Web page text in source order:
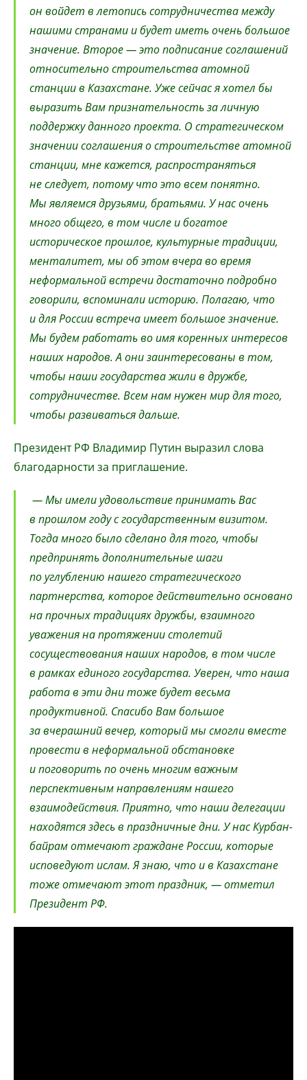
он войдет в летопись сотрудничества между
нашими странами и будет иметь очень большое
значение. Второе — это подписание соглашений
относительно строительства атомной
станции в Казахстане. Уже сейчас я хотел бы
выразить Вам признательность за личную
поддержку данного проекта. О стратегическом
значении соглашения о строительстве атомной
станции, мне кажется, распространяться
не следует, потому что это всем понятно.
Мы являемся друзьями, братьями. У нас очень
много общего, в том числе и богатое
историческое прошлое, культурные традиции,
менталитет, мы об этом вчера во время
неформальной встречи достаточно подробно
говорили, вспоминали историю. Полагаю, что
и для России встреча имеет большое значение.
Мы будем работать во имя коренных интересов
наших народов. А они заинтересованы в том,
чтобы наши государства жили в дружбе,
сотрудничестве. Всем нам нужен мир для того,
чтобы развиваться дальше.
Президент РФ Владимир Путин выразил слова
благодарности за приглашение.
— Мы имели удовольствие принимать Вас
в прошлом году с государственным визитом.
Тогда много было сделано для того, чтобы
предпринять дополнительные шаги
по углублению нашего стратегического
партнерства, которое действительно основано
на прочных традициях дружбы, взаимного
уважения на протяжении столетий
сосуществования наших народов, в том числе
в рамках единого государства. Уверен, что наша
работа в эти дни тоже будет весьма
продуктивной. Спасибо Вам большое
за вчерашний вечер, который мы смогли вместе
провести в неформальной обстановке
и поговорить по очень многим важным
перспективным направлениям нашего
взаимодействия. ​Приятно, что наши делегации
находятся здесь в праздничные дни. У нас Курбан-
байрам отмечают граждане России, которые
исповедуют ислам. Я знаю, что и в Казахстане
тоже отмечают этот праздник, — отметил
Президент РФ.